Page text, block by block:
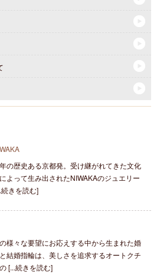
の歴史ある京都発。受け継がれてきた文化
よって生み出されたNIWAKAのジュエリー
続きを読む]
様々な要望にお応えする中から生まれた婚
結婚指輪は、美しさを追求するオートクチ
[...続きを読む]